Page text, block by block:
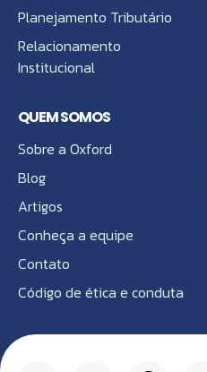
Planejamento Tributário
Relacionamento
Institucional
QUEM SOMOS
Sobre a Oxford
Blog
Artigos
Conheça a equipe
Contato
Código de ética e conduta